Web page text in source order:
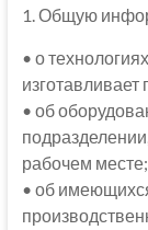
1. Общую
• о
изготавливает
• об
рабочем месте;
• об